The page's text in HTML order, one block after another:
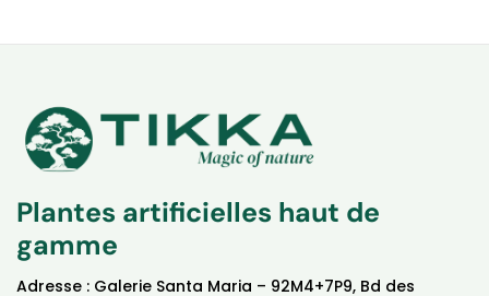
Plantes artificielles haut de
gamme
Adresse : Galerie Santa Maria – 92M4+7P9, Bd des